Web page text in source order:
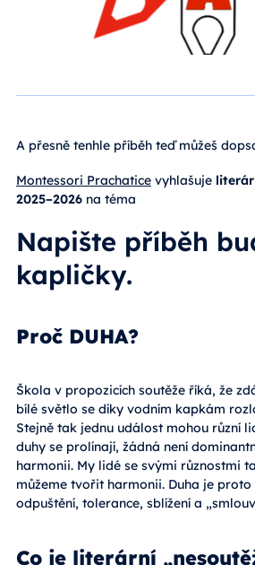
A přesně tenhle příběh teď můžeš
Montessori Prachatice vyhlašuje
2025–2026 na téma
Napište příběh
kapličky.
Proč DUHA?
Škola v propozicích soutěže říká, že
bílé světlo se díky vodním kapkám
Stejně tak jednu událost mohou různí
duhy se prolínají, žádná není
harmonii. My lidé se svými různostmi
můžeme tvořit harmonii. Duha je proto
odpuštění, tolerance, sblížení a
Co je literární